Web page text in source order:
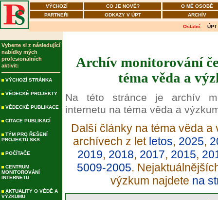
VÝCHOZÍ CO JE NOVÉ?
O MÉ OSOBĚ
PARTNEŘI
ODKAZY V ÚPT ARCHÍV
Ostatní: ÚPT
Vyberte si z následující
nabídky mých
profesionálních
aktivit:
VÝCHOZÍ STRÁNKA
VĚDECKÉ PROJEKTY
VĚDECKÉ PUBLIKACE
CITACE PUBLIKACÍ
TÝM PRO ŘEŠENÍ
PROJEKTŮ SKS
POČÍTAČE
CENTRUM
MONITOROVÁNÍ
INTERNETU
AKTUALITY O VĚDĚ A
VÝZKUMU
Archív monitorování
téma věda a
Na této stránce je archív
internetu na téma věda a
Další články na téma věda
archívech z let letos, 2025,
2019, 2018, 2017, 2015,
5009-2005.
výzkum najdete na